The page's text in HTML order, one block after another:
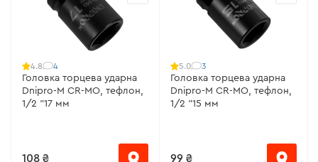
4.8 4
Головка торцева ударна
Dnipro-M CR-MO, тефлон,
1/2 "17 мм
108 ₴
5.0 3
Головка торцева ударна
Dnipro-M CR-MO, тефлон,
1/2 "15 мм
99 ₴